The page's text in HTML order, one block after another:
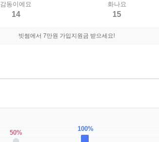
감동이에요
14
화나요
15
빗썸에서 7만원 가입지원금 받으세요!
50%
100%